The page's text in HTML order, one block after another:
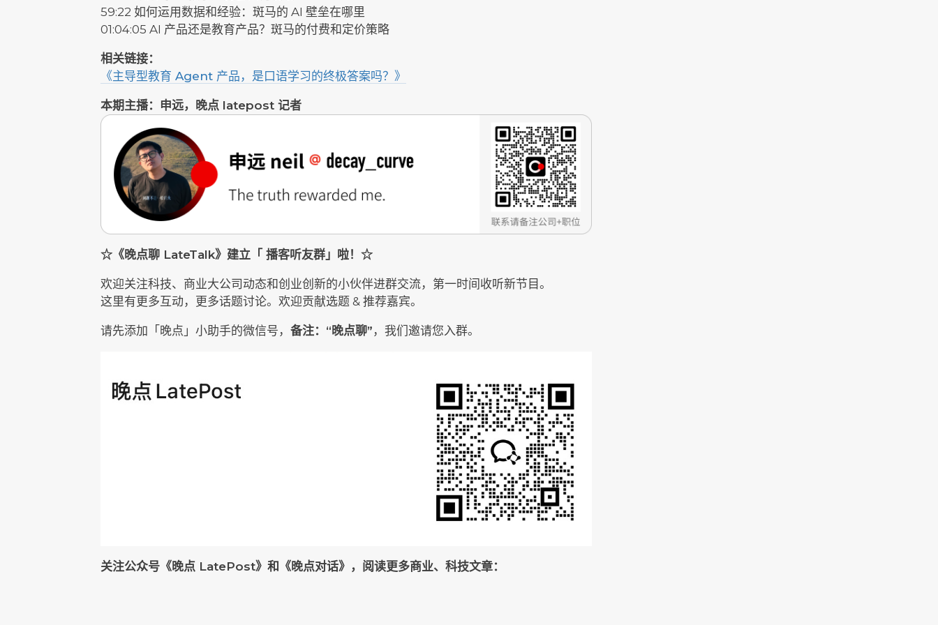
59:22 如何运用数据和经验：斑马的 AI 壁垒在哪里
01:04:05 AI 产品还是教育产品？斑马的付费和定价策略
相关链接：
《主导型教育 Agent 产品，是口语学习的终极答案吗？》
本期主播：申远，晚点 latepost 记者
☆《晚点聊 LateTalk》建立「 播客听友群」啦！☆
欢迎关注科技、商业大公司动态和创业创新的小伙伴进群交流，第一时间收听新节目。
这里有更多互动，更多话题讨论。欢迎贡献选题 & 推荐嘉宾。
请先添加「晚点」小助手的微信号， 备注：“晚点聊” ，我们邀请您入群。
关注公众号《晚点 LatePost》和《晚点对话》，阅读更多商业、科技文章：